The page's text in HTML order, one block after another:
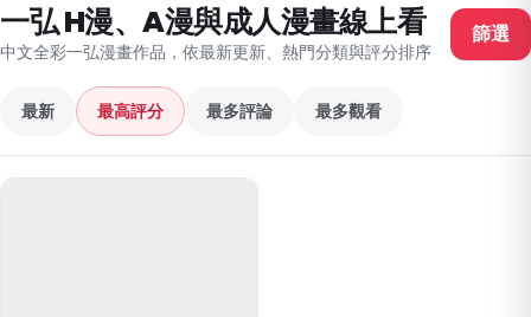
一弘 H漫、A漫與成人漫畫線上看
中文全彩一弘漫畫作品，依最新更新、熱門分類與評分排序
篩選
最新 最高評分 最多評論 最多觀看